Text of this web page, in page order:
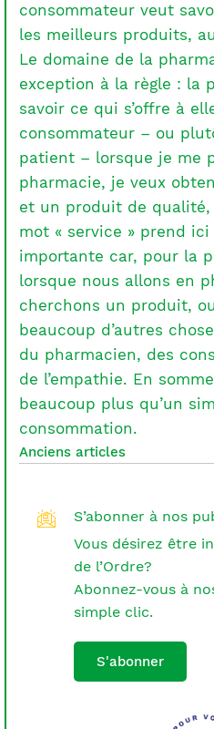
consommateur veut
les meilleurs produits,
Le domaine de la
exception à la règle : la
savoir ce qui s’offre à
consommateur – ou
patient – lorsque je me
pharmacie, je veux
et un produit de
mot « service » prend
importante car, pour la
lorsque nous allons en
cherchons un produit,
beaucoup d’autres
du pharmacien, des
de l’empathie. En
beaucoup plus qu’un
consommation.
Navigation
articles
Anciens articles
S’abonner à nos
Vous désirez être
de l’Ordre?
Abonnez-vous à
simple clic.
S'abonner